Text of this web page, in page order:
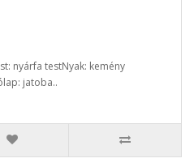
nyárfa testNyak: kemény
jatoba..